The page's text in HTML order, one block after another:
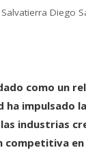
Diego
como un
ha impulsado
industrias
competitiva